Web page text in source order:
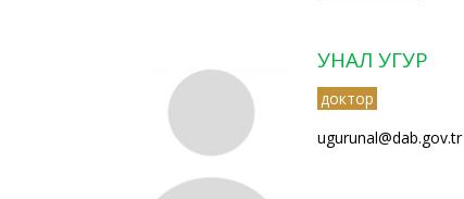
УНАЛ УГУР
доктор
ugurunal@dab.gov.tr